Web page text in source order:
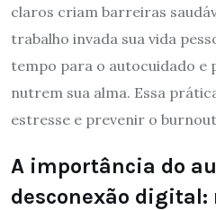
claros criam barreiras
trabalho invada sua vida
tempo para o autocuidado e
nutrem sua alma. Essa
estresse e prevenir o
A importância do
desconexão digital: